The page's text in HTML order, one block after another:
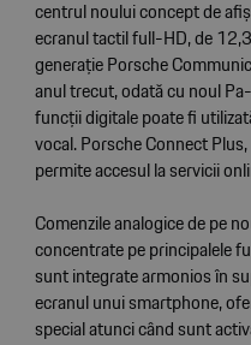
centrul noului concept de
ecranul tactil full-HD, de
generație Porsche
anul trecut, odată cu noul
funcții digitale poate fi
vocal. Porsche Connect
permite accesul la servicii
Comenzile analogice de pe
concentrate pe principalele
sunt integrate armonios în
ecranul unui smartphone,
special atunci când sunt